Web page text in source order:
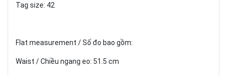
Tag size: 42
Flat measurement / Số đo bao gồm:
Waist / Chiều ngang eo: 51.5 cm